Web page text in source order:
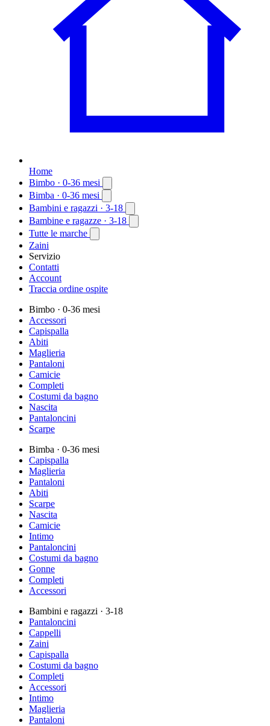
Home
Bimbo · 0-36 mesi
Bimba · 0-36 mesi
Bambini e ragazzi · 3-18
Bambine e ragazze · 3-18
Tutte le marche
Zaini
Servizio
Contatti
Account
Traccia ordine ospite
Bimbo · 0-36 mesi
Accessori
Capispalla
Abiti
Maglieria
Pantaloni
Camicie
Completi
Costumi da bagno
Nascita
Pantaloncini
Scarpe
Bimba · 0-36 mesi
Capispalla
Maglieria
Pantaloni
Abiti
Scarpe
Nascita
Camicie
Intimo
Pantaloncini
Costumi da bagno
Gonne
Completi
Accessori
Bambini e ragazzi · 3-18
Pantaloncini
Cappelli
Zaini
Capispalla
Costumi da bagno
Completi
Accessori
Intimo
Maglieria
Pantaloni